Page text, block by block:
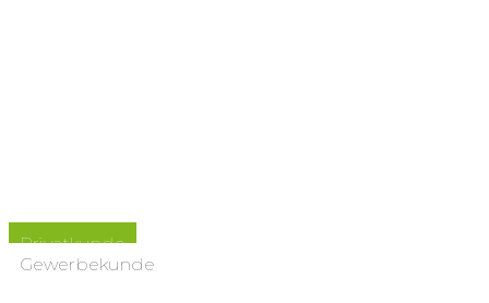
Privatkunde
Gewerbekunde